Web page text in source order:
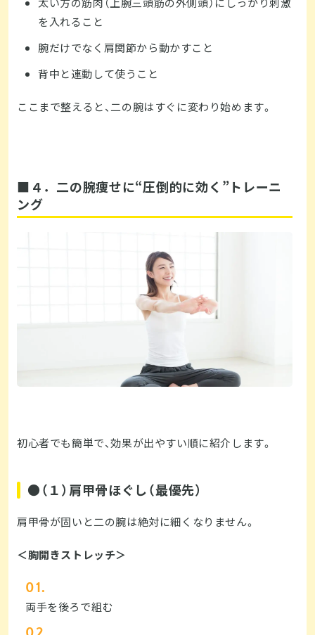
を入れること
腕だけでなく肩関節から動かすこと
背中と連動して使うこと
ここまで整えると、二の腕はすぐに変わり始めます。
■４．二の腕痩せに“圧倒的に効く”トレーニ
ング
初心者でも簡単で、効果が出やすい順に紹介します。
●（１）肩甲骨ほぐし（最優先）
肩甲骨が固いと二の腕は絶対に細くなりません。
＜胸開きストレッチ＞
両手を後ろで組む